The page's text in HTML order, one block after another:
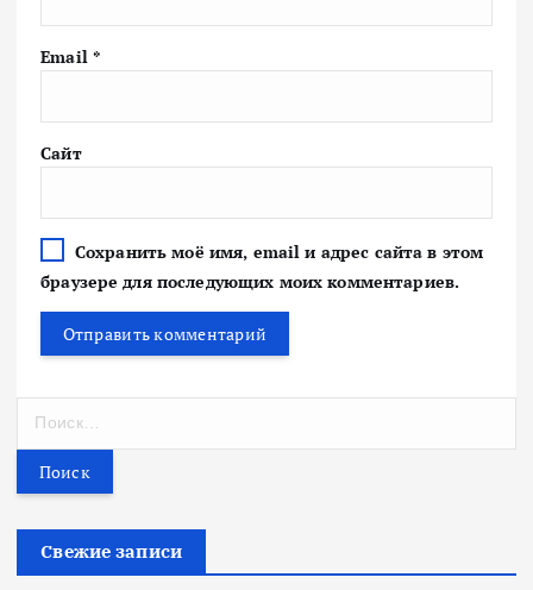
Email *
Сайт
Сохранить моё имя, email и адрес сайта в этом
браузере для последующих моих комментариев.
т
Свежие записи